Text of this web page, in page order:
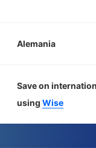
Alemania
Save on
using Wise